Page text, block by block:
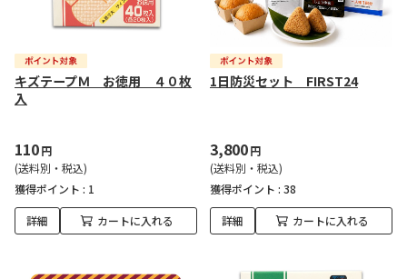
キズテープＭ お徳用 ４０枚
入
110円
(送料別・税込)
獲得ポイント : 1
詳細 カートに入れる
1日防災セット FIRST24
3,800円
(送料別・税込)
獲得ポイント : 38
詳細 カートに入れる